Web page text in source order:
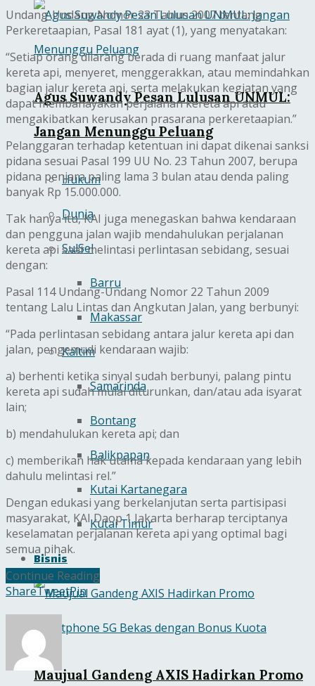
Agus Suwandy Pesan Lulusan UNMUL:
Jangan Menunggu Peluang
Hukum
Dunia
SulSel
Barru
Makassar
Kaltim
Samarinda
Bontang
Balikpapan
Kutai Kartanegara
Kutai Timur
Bisnis
Maujual Gandeng AXIS Hadirkan Promo
Undang-Undang Nomor 23 Tahun 2007 tentang
Perkeretaapian, Pasal 181 ayat (1), yang menyatakan:
“Setiap orang dilarang berada di ruang manfaat jalur
kereta api, menyeret, menggerakkan, atau memindahkan
bagian jalur kereta api, serta melakukan kegiatan yang
dapat membahayakan perjalanan kereta api atau
mengakibatkan kerusakan prasarana perkeretaapian.”
Pelanggaran terhadap ketentuan ini dapat dikenai sanksi
pidana sesuai Pasal 199 UU No. 23 Tahun 2007, berupa
pidana penjara paling lama 3 bulan atau denda paling
banyak Rp 15.000.000.
Tak hanya itu, KAI juga menegaskan bahwa kendaraan
dan pengguna jalan wajib mendahulukan perjalanan
kereta api saat melintasi perlintasan sebidang, sesuai
dengan:
Pasal 114 Undang-Undang Nomor 22 Tahun 2009
tentang Lalu Lintas dan Angkutan Jalan, yang berbunyi:
“Pada perlintasan sebidang antara jalur kereta api dan
jalan, pengemudi kendaraan wajib:
a) berhenti ketika sinyal sudah berbunyi, palang pintu
kereta api sudah mulai diturunkan, dan/atau ada isyarat
lain;
b) mendahulukan kereta api; dan
c) memberikan hak utama kepada kendaraan yang lebih
dahulu melintasi rel.”
Dengan edukasi yang berkelanjutan serta partisipasi
masyarakat, KAI Daop 1 Jakarta berharap terciptanya
keselamatan perjalanan kereta api yang optimal bagi
semua pihak.
Continue Reading
ShareTweetPin